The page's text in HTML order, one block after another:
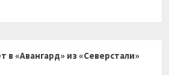
в «Авангард» из «Северстали»